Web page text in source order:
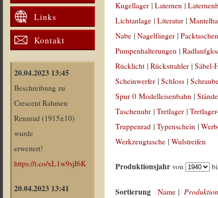
Links
Kontakt
20.04.2023 13:45
Beschreibung zu
Crescent Rahmen
Rennrad (1915±10)
wurde
erweitert!
https://t.co/xL1w9sjI6K
20.04.2023 13:41
Kugellager |Laternen |
Lichtanlage |Literatur |
Nabe |Nagelfänger |
Pumpenhalterungen |
Rücklicht |Rückstrahler |Säbel-
Scheinwerfer |Schloss |
Spur 0 Modelleisenbahn |
Taschenuhr |Tretlager |
Truppenrad |Typenschein |
Werkzeugtasche |Wulstreifen
Produktionsjahr von
Sortierung Name |